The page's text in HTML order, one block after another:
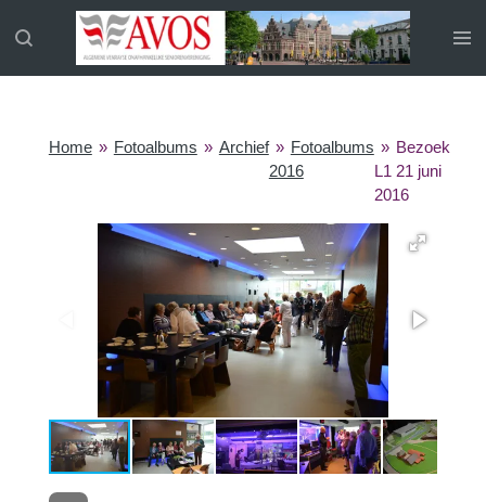
direct
Home » Fotoalbums » Archief » Fotoalbums
2016
» Bezoek
L1 21 juni
2016